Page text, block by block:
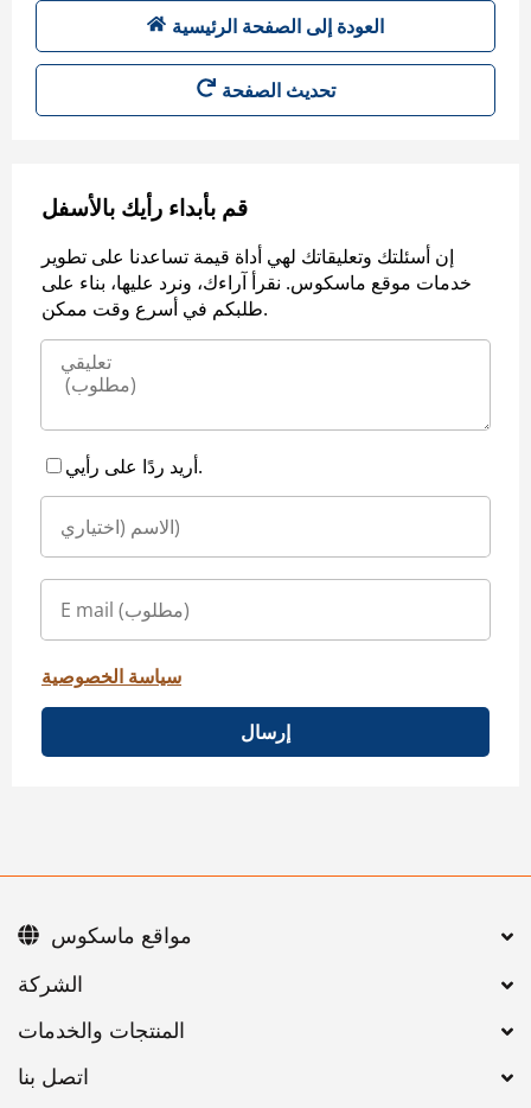
العودة إلى الصفحة الرئيسية
تحديث الصفحة
قم بأبداء رأيك بالأسفل
إن أسئلتك وتعليقاتك لهي أداة قيمة تساعدنا على تطوير
خدمات موقع ماسكوس. نقرأ آراءك، ونرد عليها، بناء على
طلبكم في أسرع وقت ممكن.
أريد ردًا على رأيي.
سياسة الخصوصية
إرسال
اتصل بنا
مواقع ماسكوس